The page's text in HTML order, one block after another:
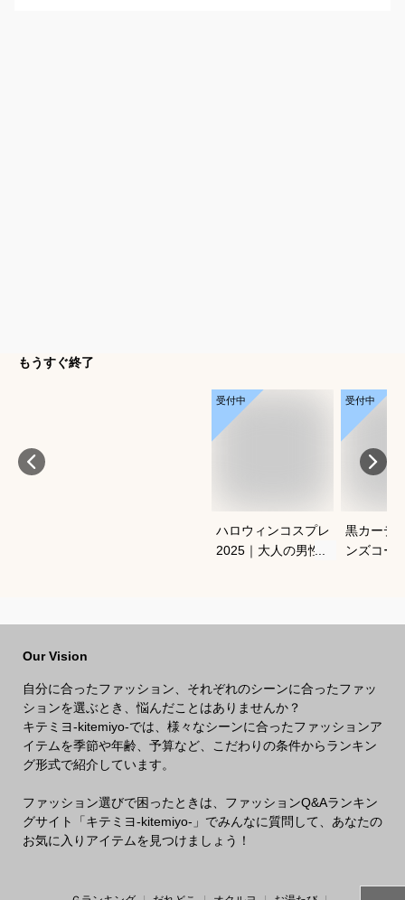
もうすぐ終了
受付中
ハロウィンコスプレ
2025｜大人の男性向
受付中
黒カーデ
ンズコー
Our Vision
自分に合ったファッション、それぞれのシーンに合ったファッ
ションを選ぶとき、悩んだことはありませんか？
キテミヨ-kitemiyo-では、様々なシーンに合ったファッションア
イテムを季節や年齢、予算など、こだわりの条件からランキン
グ形式で紹介しています。
ファッション選びで困ったときは、ファッションQ&Aランキン
グサイト「キテミヨ-kitemiyo-」でみんなに質問して、あなたの
お気に入りアイテムを見つけましょう！